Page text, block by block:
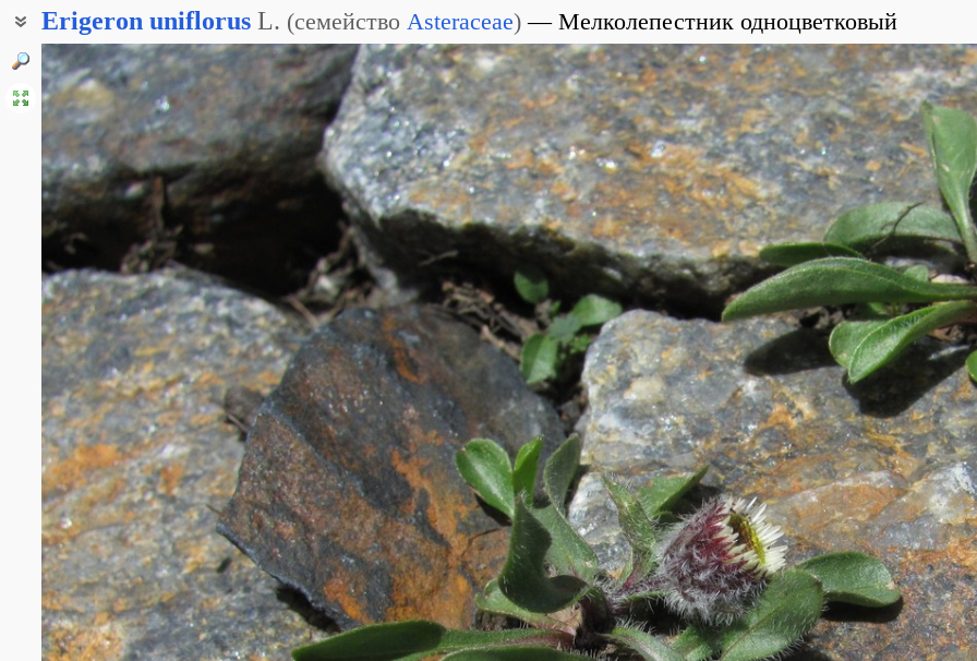
Erigeron uniflorus L. (семейство Asteraceae) Мелколепестник одноцветковый
Мелколепестник однокорзиночный
Мелколепестник однокорзинчатый